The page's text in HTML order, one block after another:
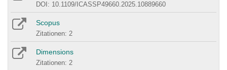
DOI: 10.1109/ICASSP49660.2025.10889660
Scopus
Zitationen: 2
Dimensions
Zitationen: 2